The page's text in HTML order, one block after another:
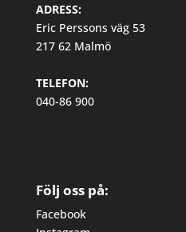
ADRESS:
Eric Perssons väg 53
217 62 Malmö
TELEFON:
040-86 900
Följ oss på:
Facebook